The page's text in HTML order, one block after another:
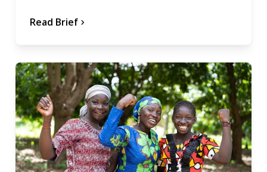
Read Brief chevron_forward